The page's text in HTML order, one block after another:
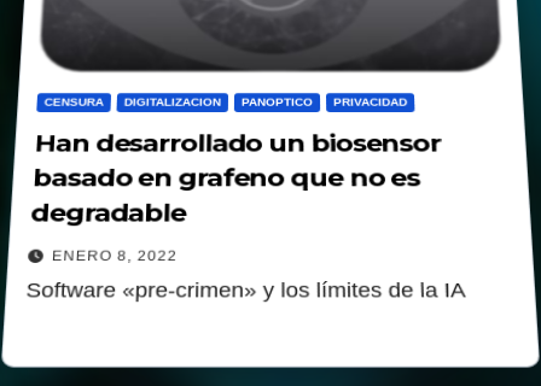
CENSURA DIGITALIZACION PANOPTICO PRIVACIDAD
Han desarrollado un biosensor
basado en grafeno que no es
degradable
ENERO 8, 2022
Software «pre-crimen» y los límites de la IA